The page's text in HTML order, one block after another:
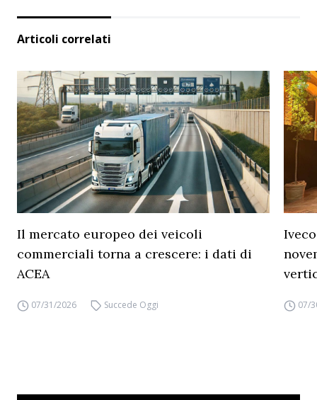
Articoli correlati
Il mercato europeo dei veicoli
commerciali torna a crescere: i dati di
ACEA
07/31/2026 Succede Oggi 07/